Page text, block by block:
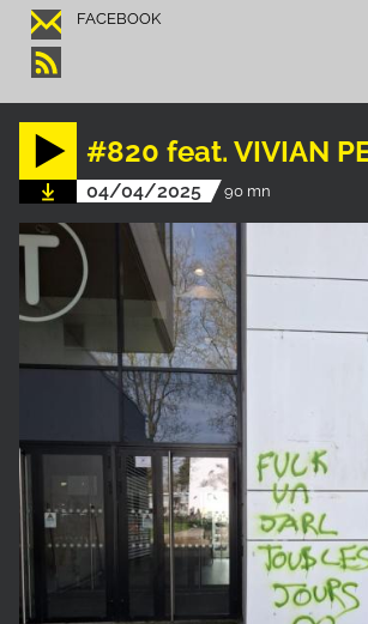
FACEBOOK
#820 feat. VIVIAN
04/04/2025 90 mn